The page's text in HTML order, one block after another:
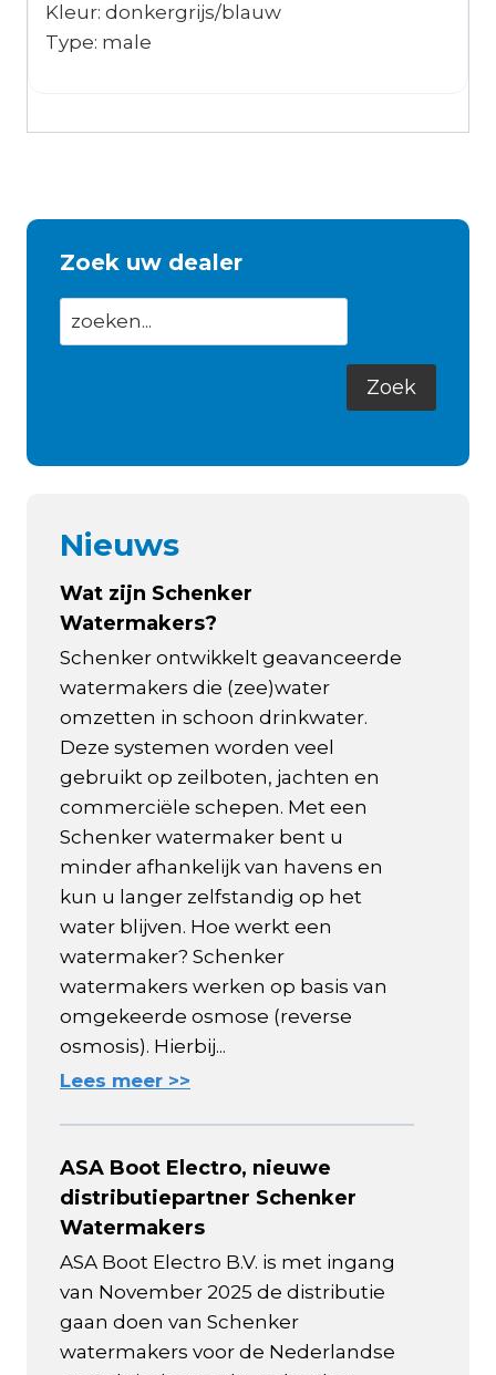
Kleur: donkergrijs/blauw
Type: male
Zoek uw dealer
Nieuws
Wat zijn Schenker
Watermakers?
Schenker ontwikkelt geavanceerde
watermakers die (zee)water
omzetten in schoon drinkwater.
Deze systemen worden veel
gebruikt op zeilboten, jachten en
commerciële schepen. Met een
Schenker watermaker bent u
minder afhankelijk van havens en
kun u langer zelfstandig op het
water blijven. Hoe werkt een
watermaker? Schenker
watermakers werken op basis van
omgekeerde osmose (reverse
osmosis). Hierbij...
Lees meer >>
ASA Boot Electro, nieuwe
distributiepartner Schenker
Watermakers
ASA Boot Electro B.V. is met ingang
van November 2025 de distributie
gaan doen van Schenker
watermakers voor de Nederlandse